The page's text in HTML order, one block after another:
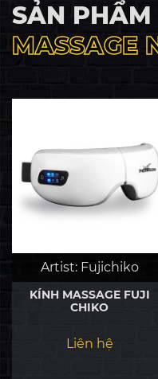
SẢN PHẨM
MASSAGE
Artist: Fujichiko
KÍNH MASSAGE FUJI
CHIKO
Liên hệ